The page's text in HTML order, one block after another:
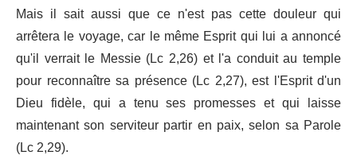
Mais il sait aussi que ce n'est pas cette douleur qui
arrêtera le voyage, car le même Esprit qui lui a annoncé
qu'il verrait le Messie (Lc 2,26) et l'a conduit au temple
pour reconnaître sa présence (Lc 2,27), est l'Esprit d'un
Dieu fidèle, qui a tenu ses promesses et qui laisse
maintenant son serviteur partir en paix, selon sa Parole
(Lc 2,29).